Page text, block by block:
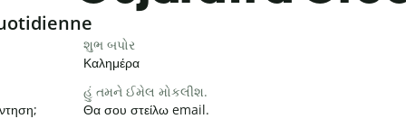
શુભ બપોર
Καλημέρα
હું તમને ઈમેલ મોકલીશ.
Θα σου στείλω email.